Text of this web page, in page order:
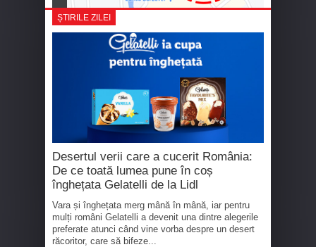
ȘTIRILE ZILEI
Desertul verii care a cucerit România:
De ce toată lumea pune în coș
înghețata Gelatelli de la Lidl
Vara și înghețata merg mână în mână, iar pentru
mulți români Gelatelli a devenit una dintre alegerile
preferate atunci când vine vorba despre un desert
răcoritor, care să bifeze...